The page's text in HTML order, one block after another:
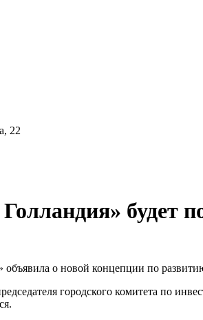
22
будет
объявила о новой концепции по
городского комитета по